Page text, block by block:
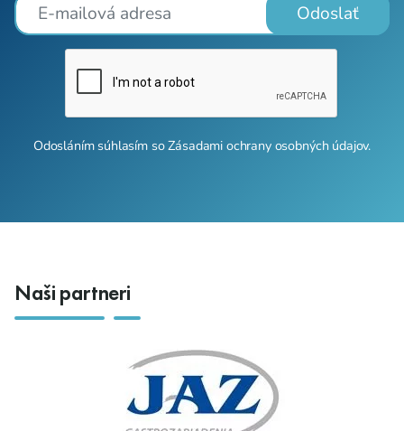
Odoslať
Odosláním súhlasím soZásadami ochrany osobných údajov.
Naši partneri